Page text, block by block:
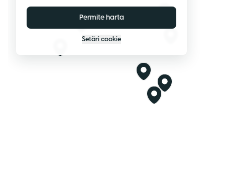
Permite harta
Setări cookie